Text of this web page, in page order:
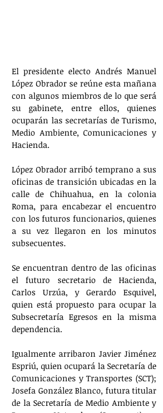
El presidente electo Andrés Manuel
López Obrador se reúne esta mañana
con algunos miembros de lo que será
su gabinete, entre ellos, quienes
ocuparán las secretarías de Turismo,
Medio Ambiente, Comunicaciones y
Hacienda.
López Obrador arribó temprano a sus
oficinas de transición ubicadas en la
calle de Chihuahua, en la colonia
Roma, para encabezar el encuentro
con los futuros funcionarios, quienes
a su vez llegaron en los minutos
subsecuentes.
Se encuentran dentro de las oficinas
el futuro secretario de Hacienda,
Carlos Urzúa, y Gerardo Esquivel,
quien está propuesto para ocupar la
Subsecretaría Egresos en la misma
dependencia.
Igualmente arribaron Javier Jiménez
Espriú, quien ocupará la Secretaría de
Comunicaciones y Transportes (SCT);
Josefa González Blanco, futura titular
de la Secretaría de Medio Ambiente y